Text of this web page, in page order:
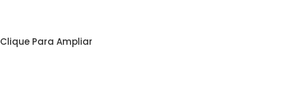
Clique Para Ampliar